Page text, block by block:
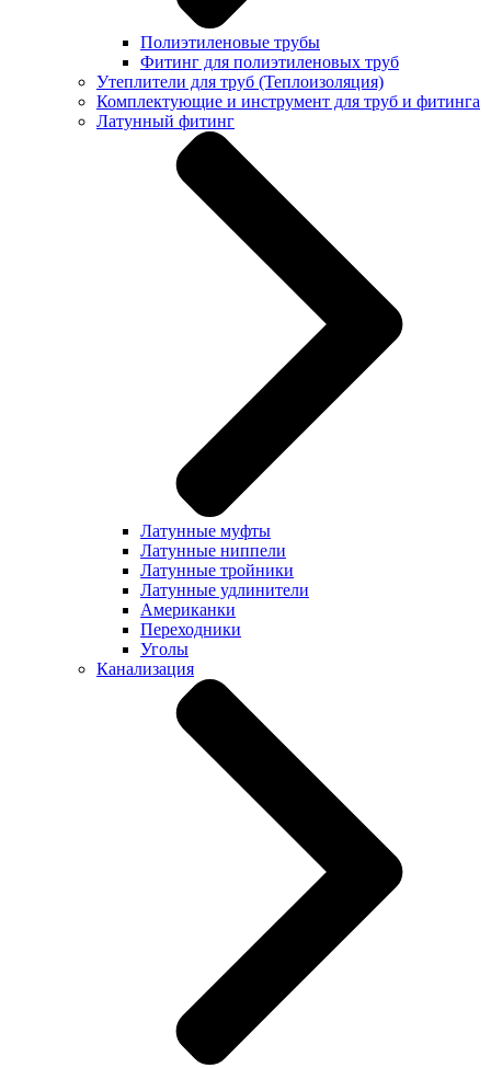
Полиэтиленовые трубы
Фитинг для полиэтиленовых труб
Утеплители для труб (Теплоизоляция)
Комплектующие и инструмент для труб и фитинга
Латунный фитинг
Латунные муфты
Латунные ниппели
Латунные тройники
Латунные удлинители
Американки
Переходники
Уголы
Канализация